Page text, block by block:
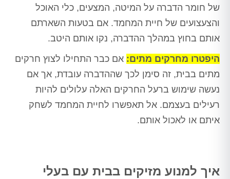
של חומר הדברה על המיטה, המצעים, כלי האוכל
והצעצועים של חיית המחמד. אם בטעות השארתם
אותם בחוץ במהלך ההדברה, נקו אותם היטב.
היפטרו מחרקים מתים: אם כבר התחילו לצוץ חרקים
מתים בבית, זה סימן לכך שההדברה עובדת, אך אם
נעשה שימוש ברעל החרקים האלה עלולים להיות
רעילים בעצמם. אל תאפשרו לחיית המחמד לשחק
איתם או לאכול אותם.
איך למנוע מזיקים בבית עם בעלי